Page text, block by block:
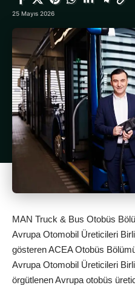
25 Mayıs 2026
MAN Truck & Bus Otobüs
Avrupa Otomobil Üreticileri
gösteren ACEA Otobüs
Avrupa Otomobil Üreticileri
örgütlenen Avrupa otobüs